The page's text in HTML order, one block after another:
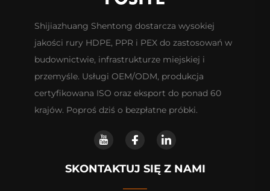
Shijiazhuang Shentong dostarcza wysokiej
jakości rury HDPE, PPR i PEX do zastosowań w
budownictwie, infrastrukturze miejskiej i
przemyśle. Usługi OEM/ODM, produkcja
certyfikowana ISO oraz eksport do ponad 60
krajów. Poproś dziś o bezpłatne próbki.
SKONTAKTUJ SIĘ Z NAMI